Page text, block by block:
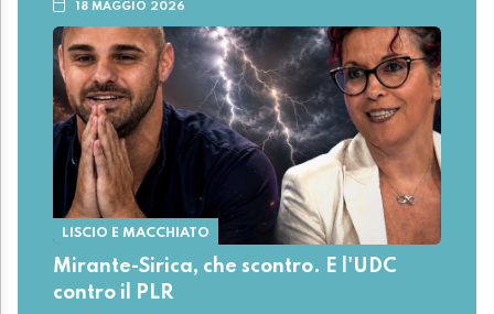
18 MAGGIO 2026
LISCIO E MACCHIATO
Mirante-Sirica, che scontro. E l'UDC
contro il PLR